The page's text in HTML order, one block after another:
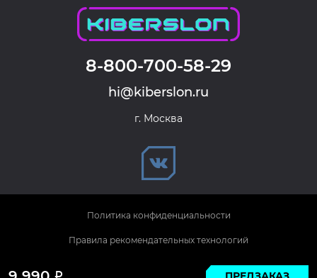
Р
8-800-700-58-29
hi@kiberslon.ru
г. Москва
© 2026 KIBERSLON. Все права защищены.
Политика конфиденциальности
Правила рекомендательных технологий